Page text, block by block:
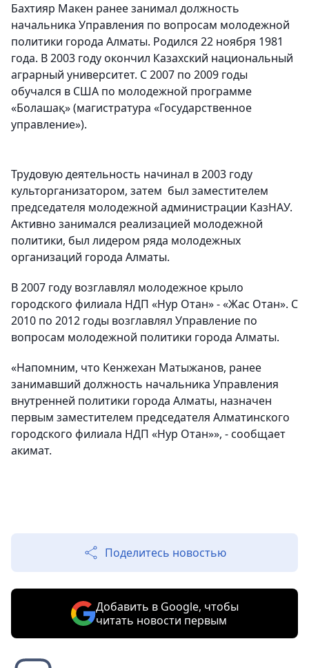
Бахтияр Макен ранее занимал должность
начальника Управления по вопросам молодежной
политики города Алматы. Родился 22 ноября 1981
года. В 2003 году окончил Казахский национальный
аграрный университет. С 2007 по 2009 годы
обучался в США по молодежной программе
«Болашақ» (магистратура «Государственное
управление»).
Трудовую деятельность начинал в 2003 году
культорганизатором, затем был заместителем
председателя молодежной администрации КазНАУ.
Активно занимался реализацией молодежной
политики, был лидером ряда молодежных
организаций города Алматы.
В 2007 году возглавлял молодежное крыло
городского филиала НДП «Нур Отан» - «Жас Отан». С
2010 по 2012 годы возглавлял Управление по
вопросам молодежной политики города Алматы.
«Напомним, что Кенжехан Матыжанов, ранее
занимавший должность начальника Управления
внутренней политики города Алматы, назначен
первым заместителем председателя Алматинского
городского филиала НДП «Нур Отан»», - сообщает
акимат.
Поделитесь новостью
Добавить в Google, чтобы
читать новости первым